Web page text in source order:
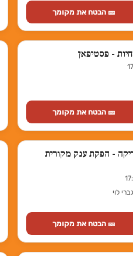
🎫 הבטח את מקומך
- פסטיפאן
🎫 הבטח את מקומך
- הפקת ענק מקורית
לוי
🎫 הבטח את מקומך